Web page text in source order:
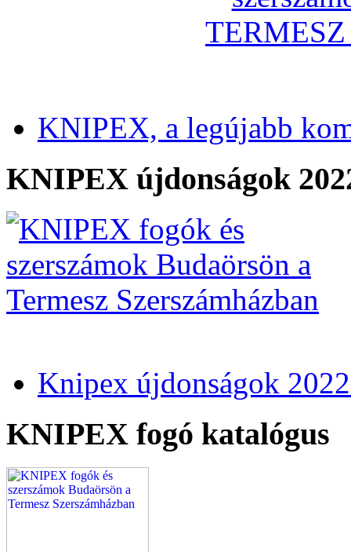
KNIPEX, a legújabb
KNIPEX újdonságok
Knipex újdonságok
KNIPEX fogó katalógus